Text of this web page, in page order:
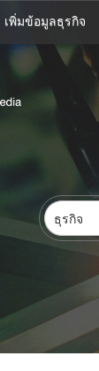
เพิ่มข้อมูลธุรกิจ
ธุรกิจ